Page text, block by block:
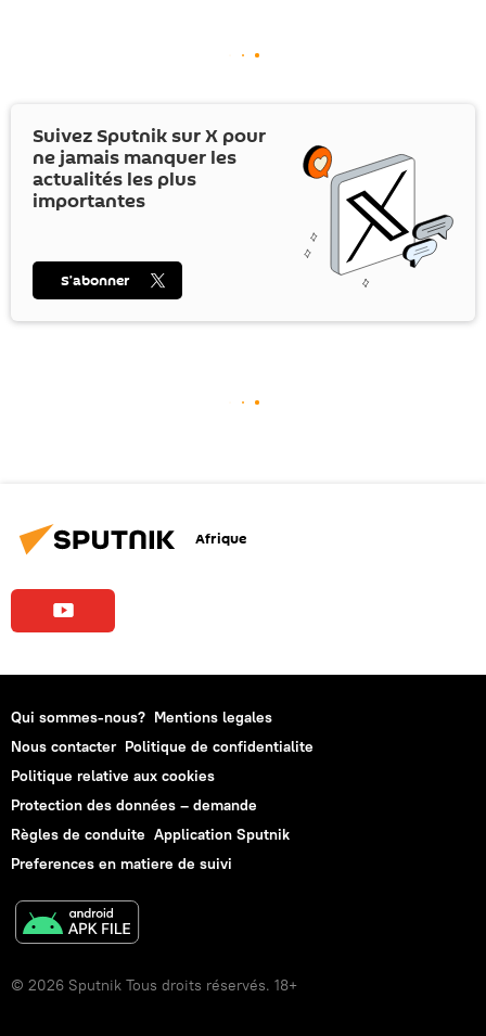
Suivez Sputnik surX pour
ne jamais manquer les
actualités les plus
importantes
S’abonner
Afrique
Qui sommes-nous? Mentions legales
Nous contacter Politique de confidentialite
Politique relative aux cookies
Protection des données – demande
Règles de conduite Application Sputnik
Preferences en matiere de suivi
© 2026 Sputnik Tous droits réservés. 18+